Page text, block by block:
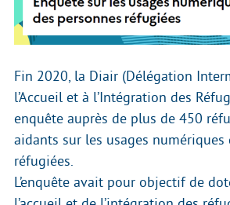
Fin 2020, la Diair (Délégation
l’Accueil et à l’Intégration des
enquête auprès de plus de 450
aidants sur les usages numériques
réfugiées.
L’enquête avait pour objectif de